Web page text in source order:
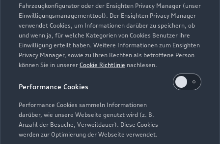
Fahrzeugkonfigurator oder der Ensighten Privacy Manager (unser
Einwilligungsmanagementtool). Der Ensighten Privacy Manager
verwendet Cookies, um Informationen darüber zu speichern, ob
und wenn ja, für welche Kategorien von Cookies Benutzer ihre
Einwilligung erteilt haben. Weitere Informationen zum Ensighten
Privacy Manager, sowie zu Ihren Rechten als betroffene Person
können Sie in unserer Cookie Richtlinie nachlesen.
Performance Cookies
Performance Cookies sammeln Informationen
darüber, wie unsere Webseite genutzt wird (z. B.
Anzahl der Besuche, Verweildauer). Diese Cookies
werden zur Optimierung der Webseite verwendet.
Modelle
Alle Modelle
Modelle vergleichen
Elektromodelle
Plug-in-Hybride
Kaufen & leasen
Gebrauchtwagensuche
Gebrauchtwagen
Finanzierung
Service & Zubehör
Audi Services
Garantie
Kundenservice
Über Audi